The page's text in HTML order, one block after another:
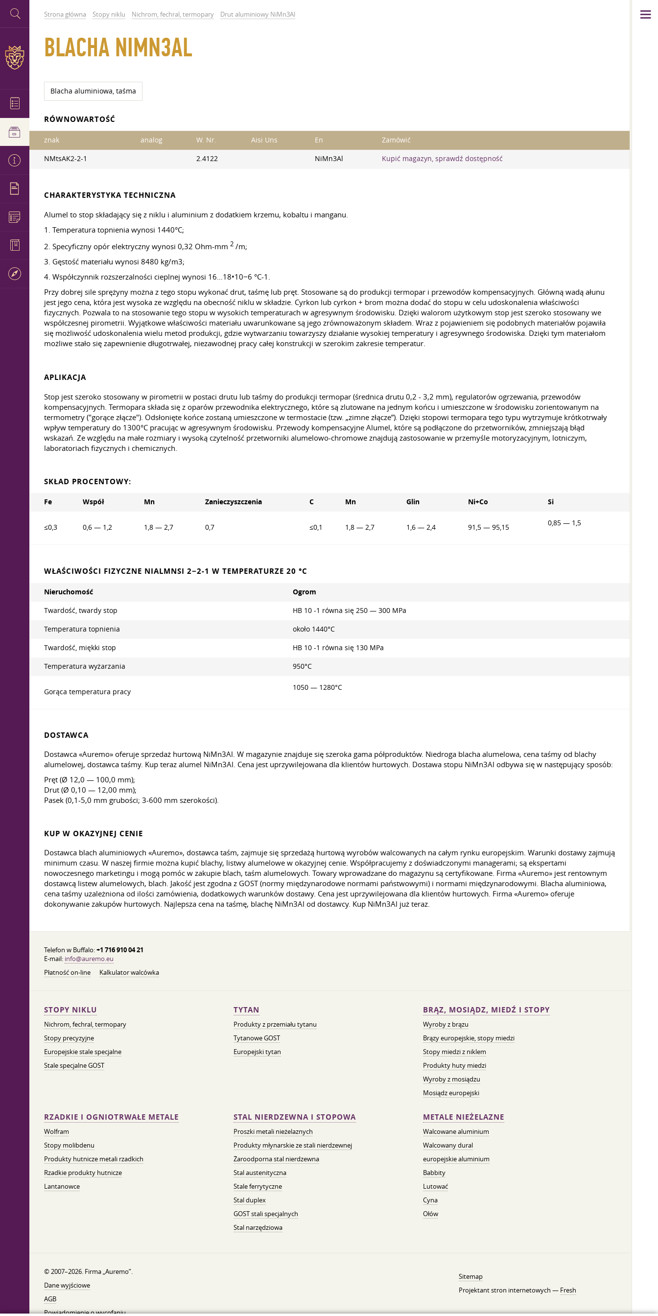
Strona główna Stopy niklu Nichrom, fechral, termopary Drut aluminiowy NiMn3Al
BLACHA NIMN3AL
Blacha aluminiowa, taśma
RÓWNOWARTOŚĆ
znak analog W. Nr. Aisi Uns En Zamówić
NMtsAK2-2-1 2.4122 NiMn3Al Kupić magazyn, sprawdź dostępność
CHARAKTERYSTYKA TECHNICZNA
Alumel to stop składający się z niklu i aluminium z dodatkiem krzemu, kobaltu i manganu.
1. Temperatura topnienia wynosi 1440°C;
2. Specyficzny opór elektryczny wynosi 0,32 Ohm-mm 2 /m;
3. Gęstość materiału wynosi 8480 kg/m3;
4. Współczynnik rozszerzalności cieplnej wynosi 16…18•10−6 °C-1.
Przy dobrej sile sprężyny można z tego stopu wykonać drut, taśmę lub pręt. Stosowane są do produkcji termopar i przewodów kompensacyjnych. Główną wadą ałunu
jest jego cena, która jest wysoka ze względu na obecność niklu w składzie. Cyrkon lub cyrkon + brom można dodać do stopu w celu udoskonalenia właściwości
fizycznych. Pozwala to na stosowanie tego stopu w wysokich temperaturach w agresywnym środowisku. Dzięki walorom użytkowym stop jest szeroko stosowany we
współczesnej pirometrii. Wyjątkowe właściwości materiału uwarunkowane są jego zrównoważonym składem. Wraz z pojawieniem się podobnych materiałów pojawiła
się możliwość udoskonalenia wielu metod produkcji, gdzie wytwarzaniu towarzyszy działanie wysokiej temperatury i agresywnego środowiska. Dzięki tym materiałom
możliwe stało się zapewnienie długotrwałej, niezawodnej pracy całej konstrukcji w szerokim zakresie temperatur.
APLIKACJA
Stop jest szeroko stosowany w pirometrii w postaci drutu lub taśmy do produkcji termopar (średnica drutu 0,2 - 3,2 mm), regulatorów ogrzewania, przewodów
kompensacyjnych. Termopara składa się z oparów przewodnika elektrycznego, które są zlutowane na jednym końcu i umieszczone w środowisku zorientowanym na
termometry ("gorące złącze"). Odsłonięte końce zostaną umieszczone w termostacie (tzw. „zimne złącze”). Dzięki stopowi termopara tego typu wytrzymuje krótkotrwały
wpływ temperatury do 1300°C pracując w agresywnym środowisku. Przewody kompensacyjne Alumel, które są podłączone do przetworników, zmniejszają błąd
wskazań. Ze względu na małe rozmiary i wysoką czytelność przetworniki alumelowo-chromowe znajdują zastosowanie w przemyśle motoryzacyjnym, lotniczym,
laboratoriach fizycznych i chemicznych.
SKŁAD PROCENTOWY:
Fe Współ Mn Zanieczyszczenia C Mn Glin Ni+Co Si
≤0,3 0,6 — 1,2 1,8 — 2,7 0,7 ≤0,1 1,8 — 2,7 1,6 — 2,4 91,5 — 95,15 0,85 — 1,5
WŁAŚCIWOŚCI FIZYCZNE NIALMNSI 2−2-1 W TEMPERATURZE 20 °C
Nieruchomość Ogrom
Twardość, twardy stop HB 10 -1 równa się 250 — 300 MPa
Temperatura topnienia około 1440°C
Twardość, miękki stop HB 10 -1 równa się 130 MPa
Temperatura wyżarzania 950°C
Gorąca temperatura pracy 1050 — 1280°C
DOSTAWCA
Dostawca «Auremo» oferuje sprzedaż hurtową NiMn3Al. W magazynie znajduje się szeroka gama półproduktów. Niedroga blacha alumelowa, cena taśmy od blachy
alumelowej, dostawca taśmy. Kup teraz alumel NiMn3Al. Cena jest uprzywilejowana dla klientów hurtowych. Dostawa stopu NiMn3Al odbywa się w następujący sposób:
Pręt (Ø 12,0 — 100,0 mm);
Drut (Ø 0,10 — 12,00 mm);
Pasek (0,1-5,0 mm grubości; 3-600 mm szerokości).
KUP W OKAZYJNEJ CENIE
Dostawca blach aluminiowych «Auremo», dostawca taśm, zajmuje się sprzedażą hurtową wyrobów walcowanych na całym rynku europejskim. Warunki dostawy zajmują
minimum czasu. W naszej firmie można kupić blachy, listwy alumelowe w okazyjnej cenie. Współpracujemy z doświadczonymi managerami; są ekspertami
nowoczesnego marketingu i mogą pomóc w zakupie blach, taśm alumelowych. Towary wprowadzane do magazynu są certyfikowane. Firma «Auremo» jest rentownym
dostawcą listew alumelowych, blach. Jakość jest zgodna z GOST (normy międzynarodowe normami państwowymi) i normami międzynarodowymi. Blacha aluminiowa,
cena taśmy uzależniona od ilości zamówienia, dodatkowych warunków dostawy. Cena jest uprzywilejowana dla klientów hurtowych. Firma «Auremo» oferuje
dokonywanie zakupów hurtowych. Najlepsza cena na taśmę, blachę NiMn3Al od dostawcy. Kup NiMn3Al już teraz.
Telefon w Buffalo:+1 716 910 04 21
E-mail: info@auremo.eu
Płatność on-line
Kalkulator walcówka
STOPY NIKLU
Nichrom, fechral, termopary
Stopy precyzyjne
Europejskie stale specjalne
Stale specjalne GOST
TYTAN
Produkty z przemiału tytanu
Tytanowe GOST
Europejski tytan
BRĄZ, MOSIĄDZ, MIEDŹ I STOPY
Wyroby z brązu
Brązy europejskie, stopy miedzi
Stopy miedzi z niklem
Produkty huty miedzi
Wyroby z mosiądzu
Mosiądz europejski
RZADKIE I OGNIOTRWAŁE METALE
Wolfram
Stopy molibdenu
Produkty hutnicze metali rzadkich
Rzadkie produkty hutnicze
Lantanowce
STAL NIERDZEWNA I STOPOWA
Proszki metali nieżelaznych
Produkty młynarskie ze stali nierdzewnej
Żaroodporna stal nierdzewna
Stal austenityczna
Stale ferrytyczne
Stal duplex
GOST stali specjalnych
Stal narzędziowa
METALE NIEŻELAZNE
Walcowane aluminium
Walcowany dural
europejskie aluminium
Babbity
Lutować
Cyna
Ołów
© 2007–2026. Firma „Auremo”.
Dane wyjściowe
AGB
Powiadomienie o wycofaniu
Sitemap
Projektant stron internetowych — Fresh